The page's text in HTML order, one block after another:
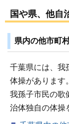
国や県、他自
県内の他市町
千葉県には、我
体操があります。
我孫子市民の歌
治体独自の体操